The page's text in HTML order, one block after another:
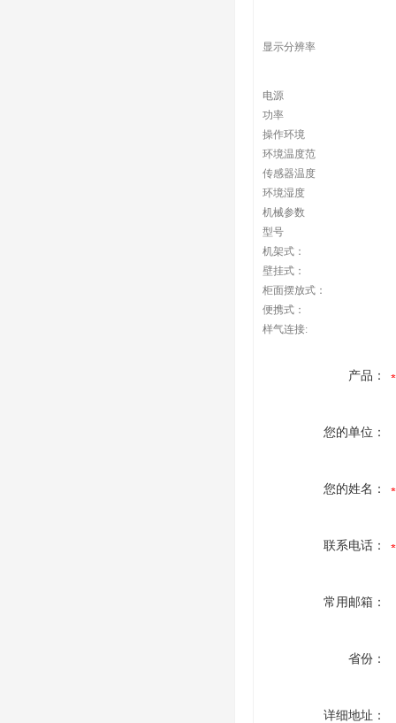
显示分辨率
电源
功率
操作环境
环境温度范
传感器温度
环境湿度
机械参数
型号
机架式：
壁挂式：
柜面摆放式：
便携式：
样气连接:
产品：
您的单位：
您的姓名：
联系电话：
常用邮箱：
省份：
详细地址：